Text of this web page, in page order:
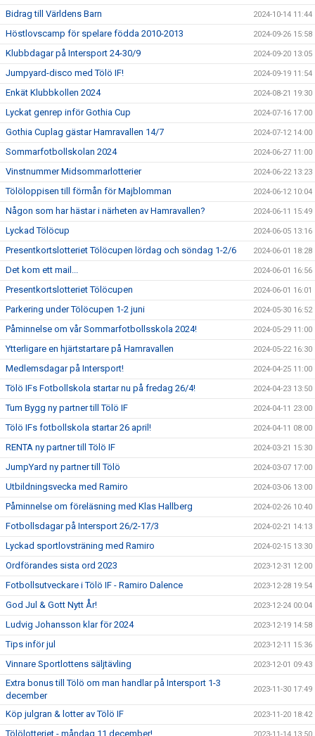
Bidrag till Världens Barn 2024-10-14 11:44
Höstlovscamp för spelare födda 2010-2013 2024-09-26 15:58
Klubbdagar på Intersport 24-30/9 2024-09-20 13:05
Jumpyard-disco med Tölö IF! 2024-09-19 11:54
Enkät Klubbkollen 2024 2024-08-21 19:30
Lyckat genrep inför Gothia Cup 2024-07-16 17:00
Gothia Cuplag gästar Hamravallen 14/7 2024-07-12 14:00
Sommarfotbollskolan 2024 2024-06-27 11:00
Vinstnummer Midsommarlotterier 2024-06-22 13:23
Tölöloppisen till förmån för Majblomman 2024-06-12 10:04
Någon som har hästar i närheten av Hamravallen? 2024-06-11 15:49
Lyckad Tölöcup 2024-06-05 13:16
Presentkortslotteriet Tölöcupen lördag och söndag 1-2/6 2024-06-01 18:28
Det kom ett mail... 2024-06-01 16:56
Presentkortslotteriet Tölöcupen 2024-06-01 16:01
Parkering under Tölöcupen 1-2 juni 2024-05-30 16:52
Påminnelse om vår Sommarfotbollsskola 2024! 2024-05-29 11:00
Ytterligare en hjärtstartare på Hamravallen 2024-05-22 16:30
Medlemsdagar på Intersport! 2024-04-25 11:00
Tölö IFs Fotbollskola startar nu på fredag 26/4! 2024-04-23 13:50
Tum Bygg ny partner till Tölö IF 2024-04-11 23:00
Tölö IFs fotbollskola startar 26 april! 2024-04-11 08:00
RENTA ny partner till Tölö IF 2024-03-21 15:30
JumpYard ny partner till Tölö 2024-03-07 17:00
Utbildningsvecka med Ramiro 2024-03-06 13:00
Påminnelse om föreläsning med Klas Hallberg 2024-02-26 10:40
Fotbollsdagar på Intersport 26/2-17/3 2024-02-21 14:13
Lyckad sportlovsträning med Ramiro 2024-02-15 13:30
Ordförandes sista ord 2023 2023-12-31 12:00
Fotbollsutveckare i Tölö IF - Ramiro Dalence 2023-12-28 19:54
God Jul & Gott Nytt År! 2023-12-24 00:04
Ludvig Johansson klar för 2024 2023-12-19 14:58
Tips inför jul 2023-12-11 15:36
Vinnare Sportlottens säljtävling 2023-12-01 09:43
Extra bonus till Tölö om man handlar på Intersport 1-3
december
2023-11-30 17:49
Köp julgran & lotter av Tölö IF 2023-11-20 18:42
Tölölotteriet - måndag 11 december!